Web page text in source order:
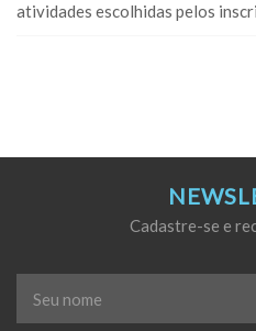
atividades escolhidas pelos
Cadastre-se e
Seu
nome